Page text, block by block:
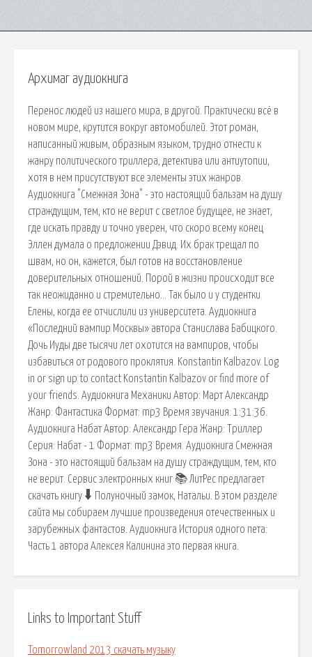
Архимаг аудиокнига
Перенос людей из нашего мира, в другой. Практически всё в
новом мире, крутится вокруг автомобилей. Этот роман,
написанный живым, образным языком, трудно отнести к
жанру политического триллера, детектива или антиутопии,
хотя в нем присутствуют все элементы этих жанров.
Аудиокнига "Смежная Зона" - это настоящий бальзам на душу
страждущим, тем, кто не верит с светлое будущее, не знает,
где искать правду и точно уверен, что скоро всему конец
Эллен думала о предложении Дэвид. Их брак трещал по
швам, но он, кажется, был готов на восстановление
доверительных отношений. Порой в жизни происходит все
так неожиданно и стремительно… Так было и у студентки
Елены, когда ее отчислили из университета. Аудиокнига
«Последний вампир Москвы» автора Станислава Бабицкого.
Дочь Иуды две тысячи лет охотится на вампиров, чтобы
избавиться от родового проклятия. Konstantin Kalbazov. Log
in or sign up to contact Konstantin Kalbazov or find more of
your friends. Аудиокнига Механики Автор: Март Александр
Жанр: Фантастика Формат: mp3 Время звучания: 1:31:36.
Аудиокнига Набат Автор: Александр Гера Жанр: Триллер
Серия: Набат - 1 Формат: mp3 Время. Аудиокнига Смежная
Зона - это настоящий бальзам на душу страждущим, тем, кто
не верит. Сервис электронных книг 📚 ЛитРес предлагает
скачать книгу 🠳 Полуночный замок, Натальи. В этом разделе
сайта мы собираем лучшие произведения отечественных и
зарубежных фантастов. Аудиокнига История одного пета:
Часть 1 автора Алексея Калинина это первая книга.
Links to Important Stuff
Tomorrowland 2013 скачать музыку